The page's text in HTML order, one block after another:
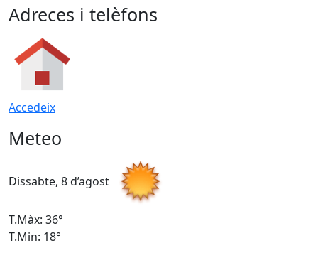
Adreces i telèfons
Accedeix
Meteo
Dissabte, 8 d’agost
T.Màx: 36°
T.Min: 18°